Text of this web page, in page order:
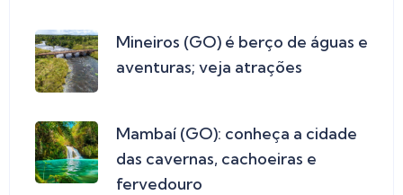
Mineiros (GO) é berço de águas e
aventuras; veja atrações
Mambaí (GO): conheça a cidade
das cavernas, cachoeiras e
fervedouro